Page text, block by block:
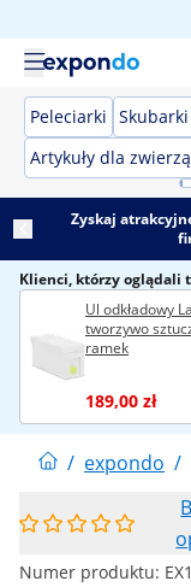
Peleciarki
Artykuły dla
Zyskaj
Klienci, którzy oglądali
Ul odkładowy
tworzywo
ramek
189,00 zł
/ expondo /
Numer produktu: